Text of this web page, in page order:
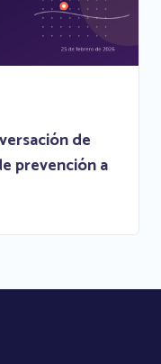
de
prevención a